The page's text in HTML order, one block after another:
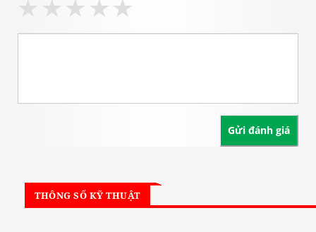
THÔNG SỐ KỸ THUẬT